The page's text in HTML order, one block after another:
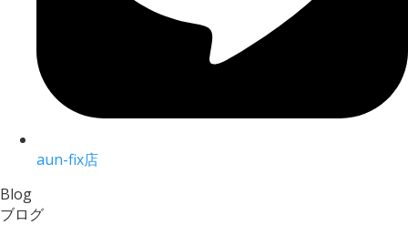
aun-fix店
Blog
ブログ